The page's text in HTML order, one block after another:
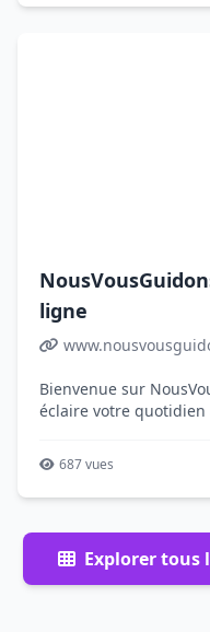
ligne
Bienvenue sur
éclaire votre
687 vues
Explorer tous